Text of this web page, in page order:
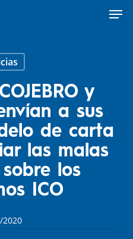
y
a sus
de carta
las malas
los
ICO
2020